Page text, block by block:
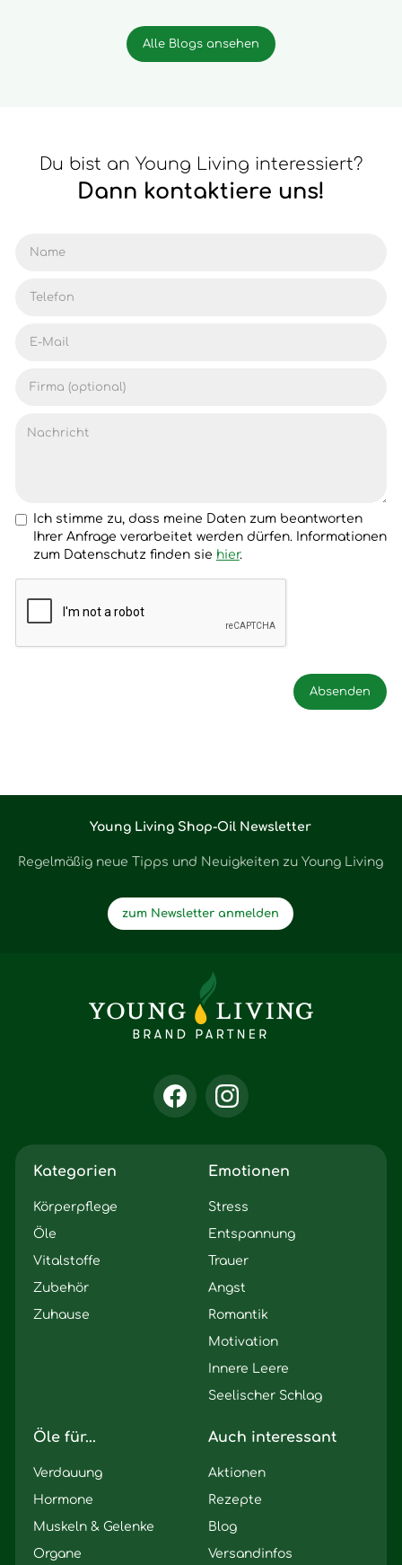
Alle Blogs ansehen
Du bist an Young Living interessiert?
Dann kontaktiere uns!
Ich stimme zu, dass meine Daten zum beantworten
Ihrer Anfrage verarbeitet werden dürfen. Informationen
zum Datenschutz finden sie hier.
Young Living Shop-Oil Newsletter
Regelmäßig neue Tipps und Neuigkeiten zu Young Living
zum Newsletter anmelden
Kategorien
Körperpflege
Öle
Vitalstoffe
Zubehör
Zuhause
Emotionen
Stress
Entspannung
Trauer
Angst
Romantik
Motivation
Innere Leere
Seelischer Schlag
Öle für...
Verdauung
Hormone
Muskeln & Gelenke
Organe
Auch interessant
Aktionen
Rezepte
Blog
Versandinfos